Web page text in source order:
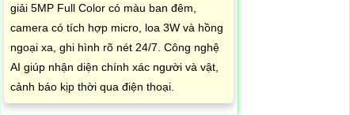
giải 5MP Full Color có màu ban đêm,
camera có tích hợp micro, loa 3W và hồng
ngoại xa, ghi hình rõ nét 24/7. Công nghệ
AI giúp nhận diện chính xác người và vật,
cảnh báo kịp thời qua điện thoại.